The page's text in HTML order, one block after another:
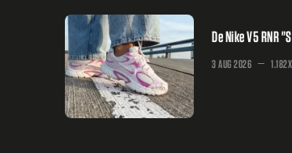
De Nike V5 RNR
3 AUG 2026